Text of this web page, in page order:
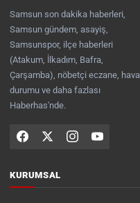
Samsun son dakika haberleri,
Samsun gündem, asayiş,
Samsunspor, ilçe haberleri
(Atakum, İlkadım, Bafra,
Çarşamba), nöbetçi eczane, hava
durumu ve daha fazlası
Haberhas'nde.
KURUMSAL